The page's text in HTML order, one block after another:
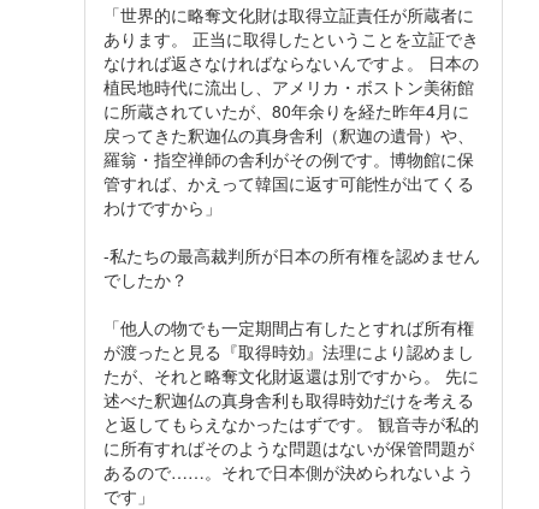
「世界的に略奪文化財は取得立証責任が所蔵者に
あります。 正当に取得したということを立証でき
なければ返さなければならないんですよ。 日本の
植民地時代に流出し、アメリカ・ボストン美術館
に所蔵されていたが、80年余りを経た昨年4月に
戻ってきた釈迦仏の真身舎利（釈迦の遺骨）や、
羅翁・指空禅師の舎利がその例です。博物館に保
管すれば、かえって韓国に返す可能性が出てくる
わけですから」
-私たちの最高裁判所が日本の所有権を認めません
でしたか？
「他人の物でも一定期間占有したとすれば所有権
が渡ったと見る『取得時効』法理により認めまし
たが、それと略奪文化財返還は別ですから。 先に
述べた釈迦仏の真身舎利も取得時効だけを考える
と返してもらえなかったはずです。 観音寺が私的
に所有すればそのような問題はないが保管問題が
あるので……。それで日本側が決められないよう
です」